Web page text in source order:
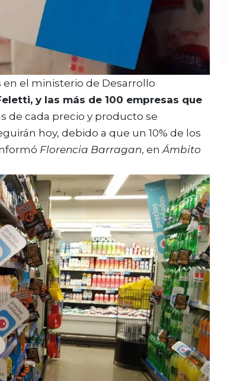
el ministerio de Desarrollo
y las más de 100 empresas que
de cada precio y producto se
hoy, debido a que un 10% de los
Florencia Barragan, enÁmbito